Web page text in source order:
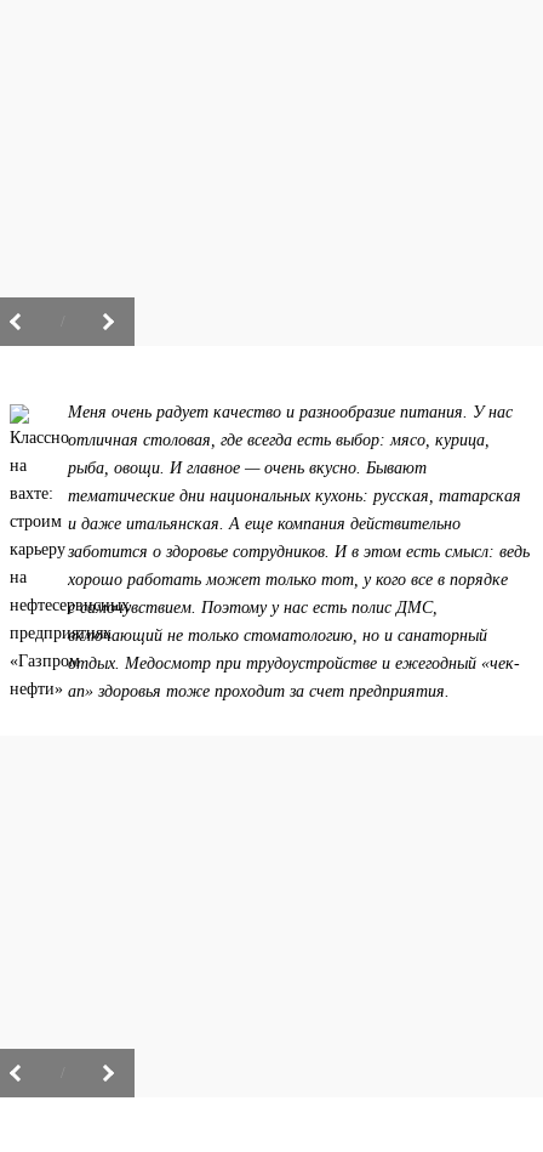
Меня очень радует качество и разнообразие питания. У нас
отличная столовая, где всегда есть выбор: мясо, курица,
рыба, овощи. И главное — очень вкусно. Бывают
тематические дни национальных кухонь: русская, татарская
и даже итальянская. А еще компания действительно
заботится о здоровье сотрудников. И в этом есть смысл: ведь
хорошо работать может только тот, у кого все в порядке
с самочувствием. Поэтому у нас есть полис ДМС,
включающий не только стоматологию, но и санаторный
отдых. Медосмотр при трудоустройстве и ежегодный «чек-
ап» здоровья тоже проходит за счет предприятия.